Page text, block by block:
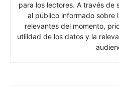
para los lectores. A través de
al público informado sobre
relevantes del momento,
utilidad de los datos y la